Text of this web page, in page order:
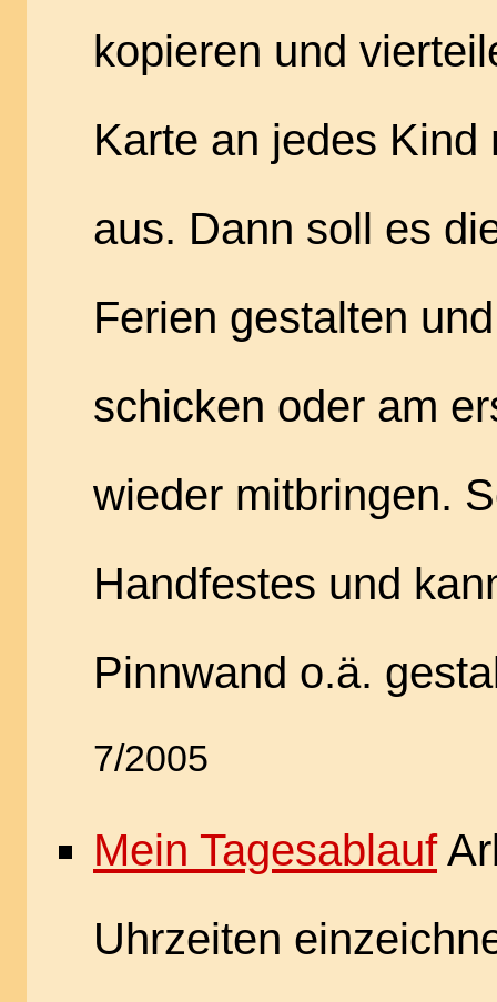
kopieren und
Karte an jedes Kind
aus. Dann soll es
Ferien gestalten
schicken oder am
wieder mitbringen.
Handfestes und
Pinnwand o.ä.
7/2005
Mein Tagesablauf
Uhrzeiten